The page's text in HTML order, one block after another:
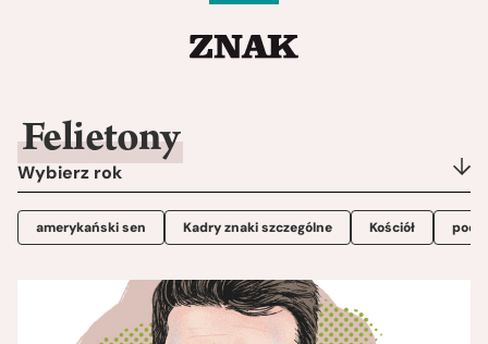
Felietony
Wybierz rok
amerykański sen Kadry znaki szczególne Kościół